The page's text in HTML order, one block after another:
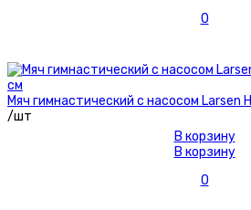
0
Мяч гимнастический с насосом Larsen
/шт
В корзину
В корзину
0